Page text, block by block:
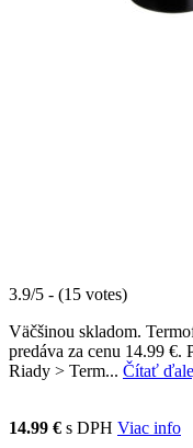
3.9/5 - (15 votes)
Väčšinou skladom.
predáva za cenu 14.99 €.
Riady > Term... Čítať
14.99 € s DPH Viac info